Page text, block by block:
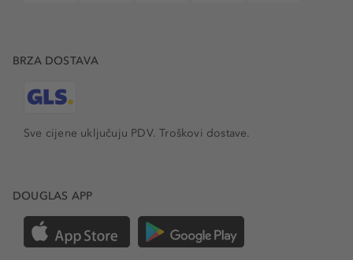
BRZA DOSTAVA
Sve cijene uključuju PDV.Troškovi dostave.
DOUGLAS APP